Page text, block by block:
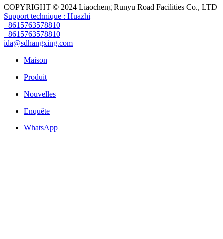
COPYRIGHT © 2024 Liaocheng Runyu Road Facilities Co., LTD
Support technique : Huazhi
+8615763578810
+8615763578810
ida@sdhangxing.com
Maison
Produit
Nouvelles
Enquête
WhatsApp